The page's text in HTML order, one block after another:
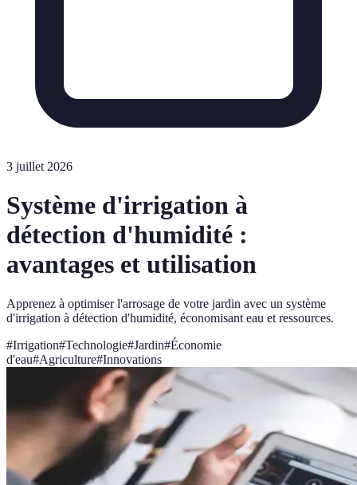
3 juillet 2026
Système d'irrigation à
détection d'humidité :
avantages et utilisation
Apprenez à optimiser l'arrosage de votre jardin avec un système
d'irrigation à détection d'humidité, économisant eau et ressources.
#Irrigation#Technologie#Jardin#Économie
d'eau#Agriculture#Innovations